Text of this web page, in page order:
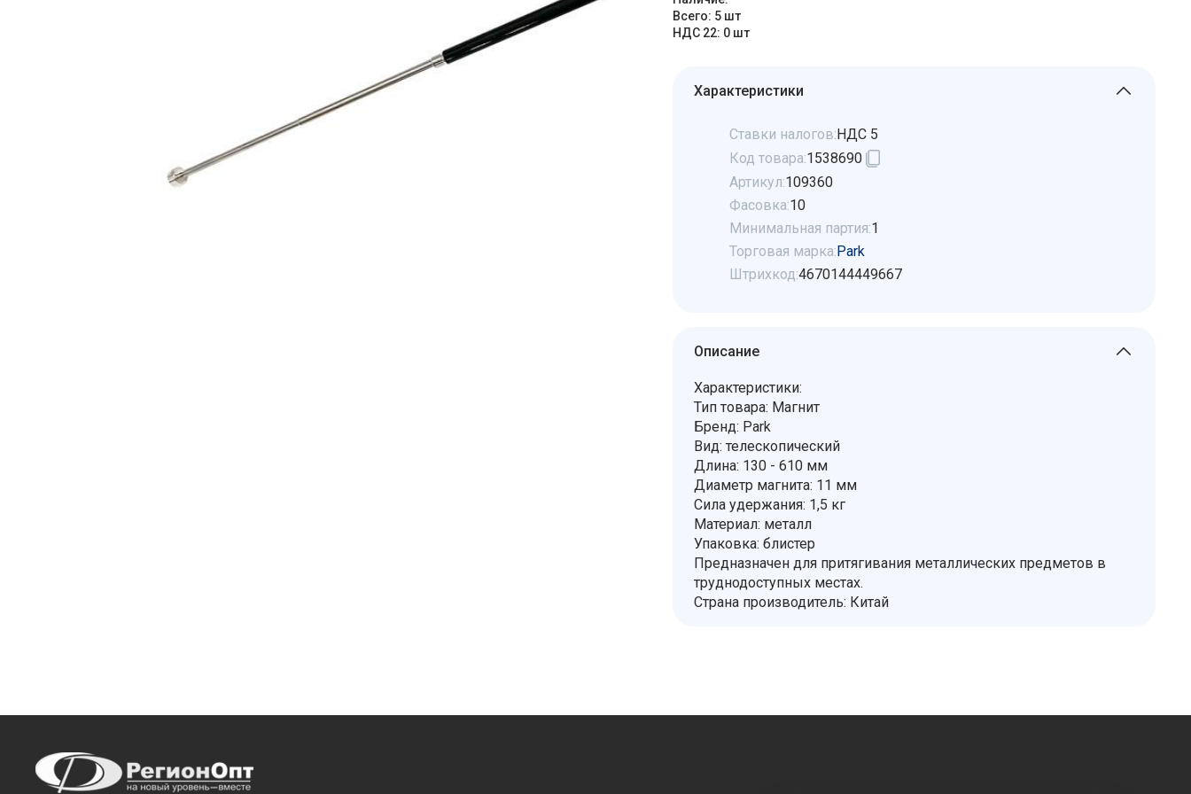
Всего: 5 шт
НДС 22: 0 шт
Характеристики
Ставки налогов:НДС 5
Код товара:1538690
Артикул:109360
Фасовка:10
Минимальная партия:1
Торговая марка:Park
Штрихкод:4670144449667
Описание
Характеристики:
Тип товара: Магнит
Бренд: Park
Вид: телескопический
Длина: 130 - 610 мм
Диаметр магнита: 11 мм
Сила удержания: 1,5 кг
Материал: металл
Упаковка: блистер
Предназначен для притягивания металлических предметов в
труднодоступных местах.
Страна производитель: Китай